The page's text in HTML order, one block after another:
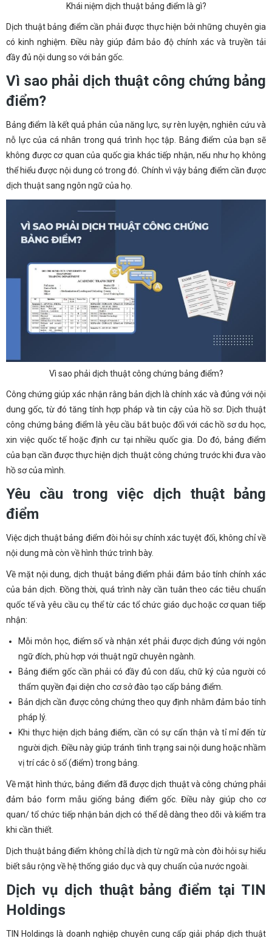
Khái niệm dịch thuật bảng điểm là gì?
Dịch thuật bảng điểm cần phải được thực hiện bởi những chuyên gia
có kinh nghiệm. Điều này giúp đảm bảo độ chính xác và truyền tải
đầy đủ nội dung so với bản gốc.
Vì sao phải dịch thuật công chứng bảng
điểm?
Bảng điểm là kết quả phản của năng lực, sự rèn luyện, nghiên cứu và
nỗ lực của cá nhân trong quá trình học tập. Bảng điểm của bạn sẽ
không được cơ quan của quốc gia khác tiếp nhận, nếu như họ không
thể hiểu được nội dung có trong đó. Chính vì vậy bảng điểm cần được
dịch thuật sang ngôn ngữ của họ.
Vì sao phải dịch thuật công chứng bảng điểm?
Công chứng giúp xác nhận rằng bản dịch là chính xác và đúng với nội
dung gốc, từ đó tăng tính hợp pháp và tin cậy của hồ sơ. Dịch thuật
công chứng bảng điểm là yêu cầu bắt buộc đối với các hồ sơ du học,
xin việc quốc tế hoặc định cư tại nhiều quốc gia. Do đó, bảng điểm
của bạn cần được thực hiện dịch thuật công chứng trước khi đưa vào
hồ sơ của mình.
Yêu cầu trong việc dịch thuật bảng
điểm
Việc dịch thuật bảng điểm đòi hỏi sự chính xác tuyệt đối, không chỉ về
nội dung mà còn về hình thức trình bày.
Về mặt nội dung, dịch thuật bảng điểm phải đảm bảo tính chính xác
của bản dịch. Đồng thời, quá trình này cần tuân theo các tiêu chuẩn
quốc tế và yêu cầu cụ thể từ các tổ chức giáo dục hoặc cơ quan tiếp
nhận:
Mỗi môn học, điểm số và nhận xét phải được dịch đúng với ngôn
ngữ đích, phù hợp với thuật ngữ chuyên ngành.
Bảng điểm gốc cần phải có đầy đủ con dấu, chữ ký của người có
thẩm quyền đại diện cho cơ sở đào tạo cấp bảng điểm.
Bản dịch cần được công chứng theo quy định nhằm đảm bảo tính
pháp lý.
Khi thực hiện dịch bảng điểm, cần có sự cẩn thận và tỉ mỉ đến từ
người dịch. Điều này giúp tránh tình trạng sai nội dung hoặc nhầm
vị trí các ô số (điểm) trong bảng.
Về mặt hình thức, bảng điểm đã được dịch thuật và công chứng phải
đảm bảo form mẫu giống bảng điểm gốc. Điều này giúp cho cơ
quan/ tổ chức tiếp nhận bản dịch có thể dễ dàng theo dõi và kiểm tra
khi cần thiết.
Dịch thuật bảng điểm không chỉ là dịch từ ngữ mà còn đòi hỏi sự hiểu
biết sâu rộng về hệ thống giáo dục và quy chuẩn của nước ngoài.
Dịch vụ dịch thuật bảng điểm tại TIN
Holdings
TIN Holdings là doanh nghiệp chuyên cung cấp giải pháp dịch thuật